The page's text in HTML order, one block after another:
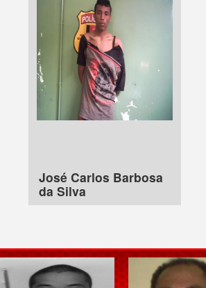
José Carlos Barbosa
da Silva